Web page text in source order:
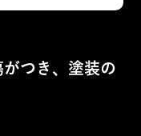
均のを使
ました。
つき、塗装の